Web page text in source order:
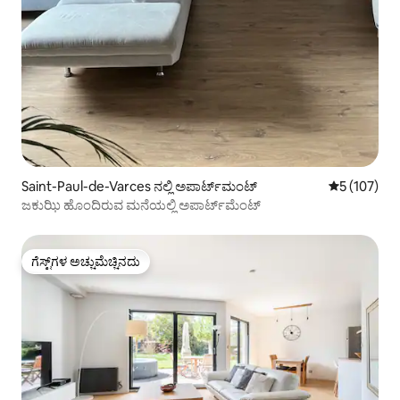
Saint-Paul-de-Varces ನಲ್ಲಿ ಅಪಾರ್ಟ್‌ಮಂಟ್ 5 ರಲ್ಲಿ 5
5 (107)
ಜಕುಝಿ ಹೊಂದಿರುವ ಮನೆಯಲ್ಲಿ ಅಪಾರ್ಟ್‌ಮೆಂಟ್
ಗೆಸ್ಟ್‌ಗಳ ಅಚ್ಚುಮೆಚ್ಚಿನದು
ಗೆಸ್ಟ್‌ಗಳ ಅಚ್ಚುಮೆಚ್ಚಿನದು